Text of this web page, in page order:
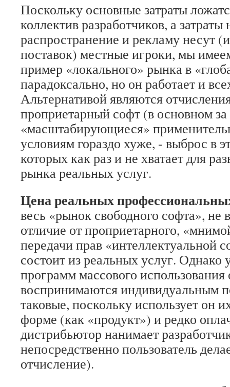
Поскольку основные затраты
коллектив разработчиков, а
распространение и рекламу несут
поставок) местные игроки, мы
пример «локального» рынка в
парадоксально, но он работает и
Альтернативой являются
проприетарный софт (в основном
«масштабирующиеся»
условиям гораздо хуже, - выброс в
которых как раз и не хватает для
рынка реальных услуг.
Цена реальных
весь «рынок свободного софта»,
отличие от проприетарного,
передачи прав «интеллектуальной
состоит из реальных услуг. Однако
программ массового
воспринимаются индивидуальным
таковые, поскольку использует он
форме (как «продукт») и редко
дистрибьютор нанимает
непосредственно пользователь
отчисление).